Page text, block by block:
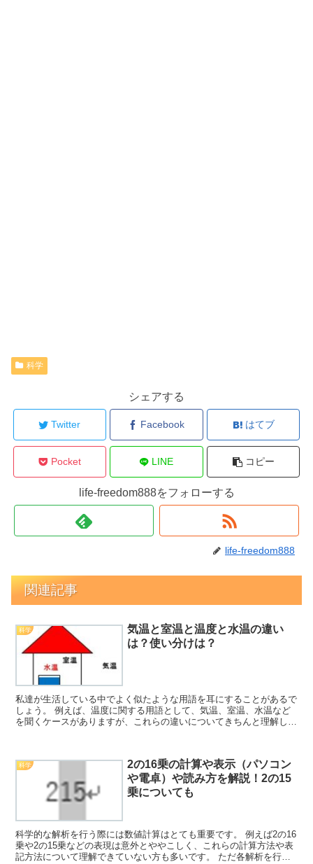
科学
シェアする
Twitter Facebook はてブ
Pocket LINE コピー
life-freedom888をフォローする
life-freedom888
関連記事
科学
気温と室温と温度と水温の違い
は？使い分けは？
私達が生活している中でよく似たような用語を耳にすることがあるで
しょう。 例えば、温度に関する用語として、気温、室温、水温など
を聞くケースがありますが、これらの違いについてきちんと理解して
科学
2の16乗の計算や表示（パソコン
や電卓）や読み方を解説！2の15
乗についても
科学的な解析を行う際には数値計算はとても重要です。 例えば2の16
乗や2の15乗などの表現は意外とややこしく、これらの計算方法や表
記方法について理解できていない方も多いです。 ただ各解析を行う